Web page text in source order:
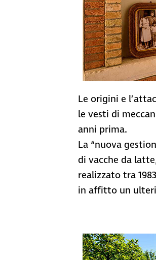
Le origini e
le vesti di
anni prima.
La “nuova
di vacche da
realizzato tra
in affitto un